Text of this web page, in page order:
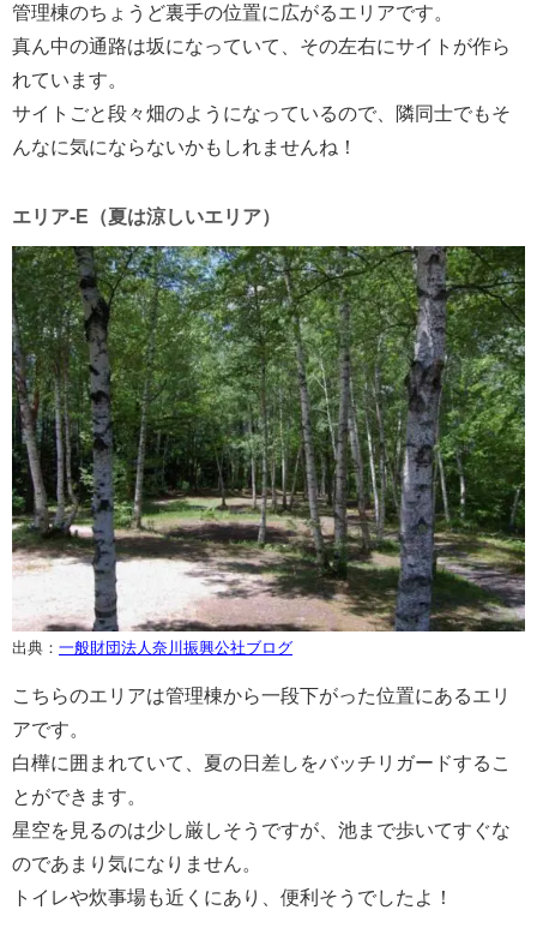
管理棟のちょうど裏手の位置に広がるエリアです。
真ん中の通路は坂になっていて、その左右にサイトが作ら
れています。
サイトごと段々畑のようになっているので、隣同士でもそ
んなに気にならないかもしれませんね！
エリア-E（夏は涼しいエリア）
出典： 一般財団法人奈川振興公社ブログ
こちらのエリアは管理棟から一段下がった位置にあるエリ
アです。
白樺に囲まれていて、夏の日差しをバッチリガードするこ
とができます。
星空を見るのは少し厳しそうですが、池まで歩いてすぐな
のであまり気になりません。
トイレや炊事場も近くにあり、便利そうでしたよ！